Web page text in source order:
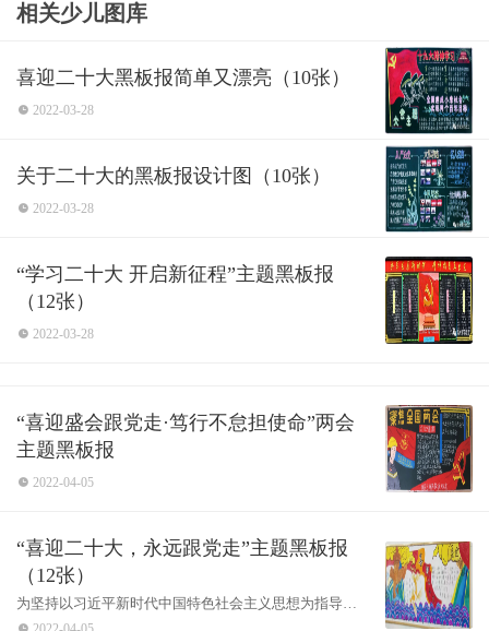
相关少儿图库
喜迎二十大黑板报简单又漂亮（10张）
2022-03-28
关于二十大的黑板报设计图（10张）
2022-03-28
“学习二十大 开启新征程”主题黑板报
（12张）
2022-03-28
“喜迎盛会跟党走·笃行不怠担使命”两会
主题黑板报
2022-04-05
“喜迎二十大，永远跟党走”主题黑板报
（12张）
为坚持以习近平新时代中国特色社会主义思想为指导，
深入贯彻学习习近平总书记七一重要讲话精神、党的十